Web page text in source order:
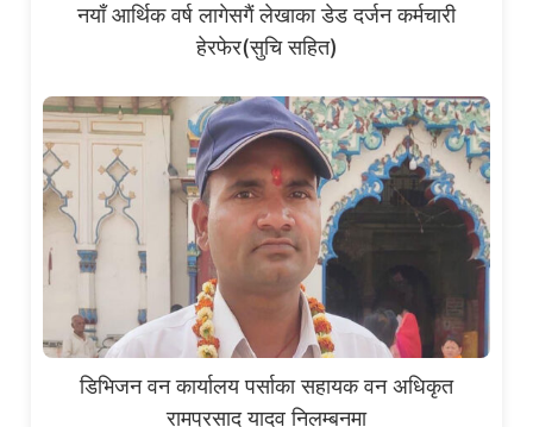
नयाँ आर्थिक वर्ष लागेसगैं लेखाका डेड दर्जन कर्मचारी
हेरफेर(सुचि सहित)
डिभिजन वन कार्यालय पर्साका सहायक वन अधिकृत
रामप्रसाद यादव निलम्बनमा